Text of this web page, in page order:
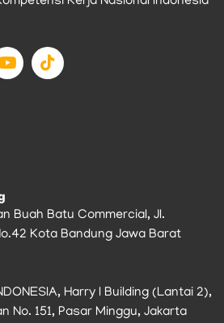
Y
o
u
T
i
k
Buah Batu Commercial, Jl.
Kota Bandung Jawa Barat
Harry I Building (Lantai 2),
No. 151, Pasar Minggu, Jakarta